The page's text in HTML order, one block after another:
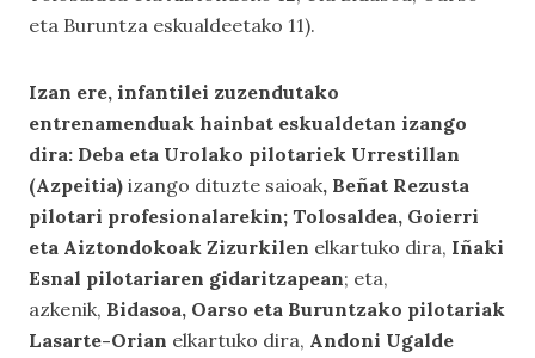
eta Buruntza eskualdeetako 11).
Izan ere, infantilei zuzendutako
entrenamenduak hainbat eskualdetan izango
dira: Deba eta Urolako pilotariek Urrestillan
(Azpeitia) izango dituzte saioak, Beñat Rezusta
pilotari profesionalarekin; Tolosaldea, Goierri
eta Aiztondokoak Zizurkilen elkartuko dira, Iñaki
Esnal pilotariaren gidaritzapean; eta,
azkenik, Bidasoa, Oarso eta Buruntzako pilotariak
Lasarte-Orian elkartuko dira, Andoni Ugalde